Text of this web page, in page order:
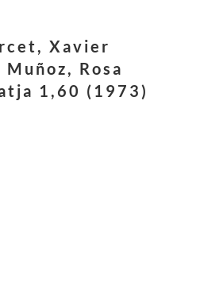
Xavier
Rosa
1,60 (1973)